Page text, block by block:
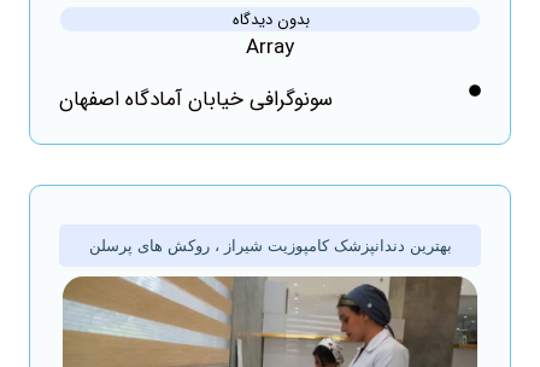
بدون دیدگاه
سونوگرافی خیابان آمادگاه اصفهان
بهترین دندانپزشک کامپوزیت شیراز ، روکش های پرسلن